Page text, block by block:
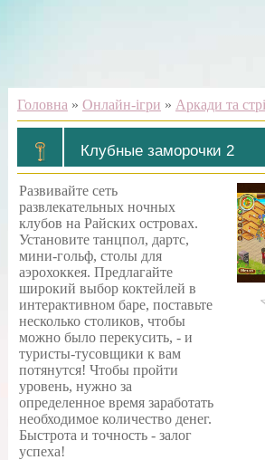
Головна » Онлайн-ігри » Аркади та
Клубные заморочки 2
Развивайте сеть
развлекательных ночных
клубов на Райских островах.
Установите танцпол, дартс,
мини-гольф, столы для
аэрохоккея. Предлагайте
широкий выбор коктейлей в
интерактивном баре, поставьте
несколько столиков, чтобы
можно было перекусить, - и
туристы-тусовщики к вам
потянутся! Чтобы пройти
уровень, нужно за
определенное время заработать
необходимое количество денег.
Быстрота и точность - залог
успеха!